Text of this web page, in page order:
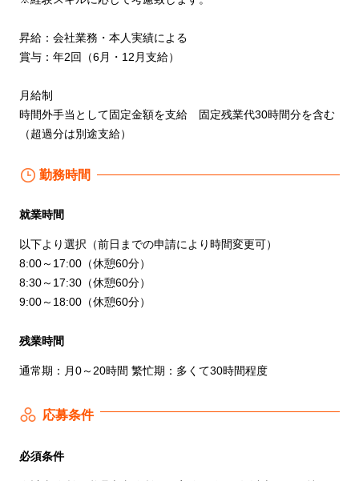
昇給：会社業務・本人実績による
賞与：年2回（6月・12月支給）
月給制
時間外手当として固定金額を支給 固定残業代30時間分を含む
（超過分は別途支給）
勤務時間
就業時間
以下より選択（前日までの申請により時間変更可）
8:00～17:00（休憩60分）
8:30～17:30（休憩60分）
9:00～18:00（休憩60分）
残業時間
通常期：月0～20時間 繁忙期：多くて30時間程度
応募条件
必須条件